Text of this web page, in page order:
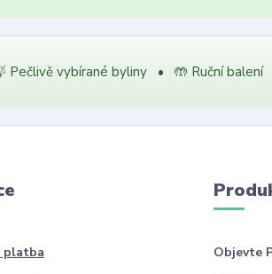
Pečlivě vybírané byliny • 🤲 Ruční
platba
Objevte